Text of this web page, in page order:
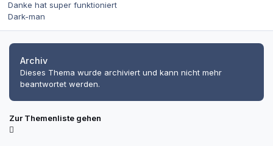
Danke hat super funktioniert
Dark-man
Archiv
Dieses Thema wurde archiviert und kann nicht mehr
beantwortet werden.
Zur Themenliste gehen